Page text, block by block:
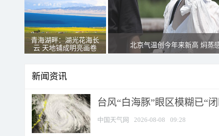
青海湖畔：湖光花海长
云 天地铺成明亮画卷
北京气温创今年来新高 焖蒸
新闻资讯
台风“白海豚”眼区模糊已“
中国天气网 2026-08-08 09:28